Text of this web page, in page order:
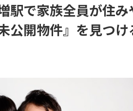
駅で家族全員が住み
公開物件』を見つけ